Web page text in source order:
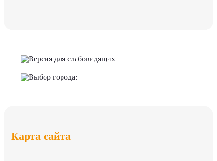
Версия для слабовидящих
Выбор города:
Карта сайта